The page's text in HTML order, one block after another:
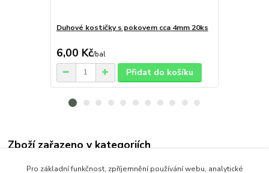
Duhové kostičky s pokovem cca 4mm 20ks
6,00 Kč/bal
Přidat do košíku
Zboží zařazeno v kategoriích
Korálky
Pro základní funkčnost, zpříjemnění používání webu, analytické